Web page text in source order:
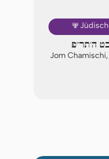
🕎
ה'תר"פ
Jom